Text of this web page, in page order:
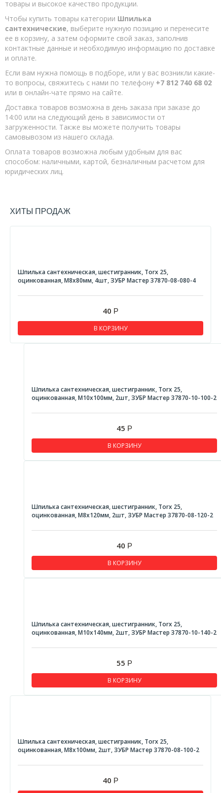
Конструкционные
Кровельные Ral
Кровельные Цинк
Универсальные белый цинк
Универсальные желтый цинк
Скобы для электрокабеля
Такелаж
DIN 763 (сварная)
DIN 766
Блок
Зажим троса DIN 741
Зажим троса DUPLEX
Карабин с серьгой
Рым-болт DIN 580
ТРОС DIN 3055
ТРОС стальной в ПВХ оплетке
Хомут-бабочка cталь
Шайбы плоские кузовные DIN 9021
Пружинная(гровер)
Шпильки резьбовые
Шурупы сантехнические
товары и высокое качество продукции.
Чтобы купить товары категории Шпилька
сантехнические, выберите нужную позицию и перенесите
ее в корзину, а затем оформите свой заказ, заполнив
контактные данные и необходимую информацию по доставке
и оплате.
Если вам нужна помощь в подборе, или у вас возникли какие-
то вопросы, свяжитесь с нами по телефону +7 812 740 68 02
или в онлайн-чате прямо на сайте.
Доставка товаров возможна в день заказа при заказе до
14:00 или на следующий день в зависимости от
загруженности. Также вы можете получить товары
самовывозом из нашего склада.
Оплата товаров возможна любым удобным для вас
способом: наличными, картой, безналичным расчетом для
юридических лиц.
ХИТЫ ПРОДАЖ
Шпилька сантехническая, шестигранник, Torx 25,
оцинкованная, М8x80мм, 4шт, ЗУБР Мастер 37870-08-080-4
40 Р
В КОРЗИНУ
Шпилька сантехническая, шестигранник, Torx 25,
оцинкованная, М10x100мм, 2шт, ЗУБР Мастер 37870-10-100-2
45 Р
В КОРЗИНУ
Шпилька сантехническая, шестигранник, Torx 25,
оцинкованная, М8x120мм, 2шт, ЗУБР Мастер 37870-08-120-2
40 Р
В КОРЗИНУ
Шпилька сантехническая, шестигранник, Torx 25,
оцинкованная, М10x140мм, 2шт, ЗУБР Мастер 37870-10-140-2
55 Р
В КОРЗИНУ
Шпилька сантехническая, шестигранник, Torx 25,
оцинкованная, М8x100мм, 2шт, ЗУБР Мастер 37870-08-100-2
40 Р